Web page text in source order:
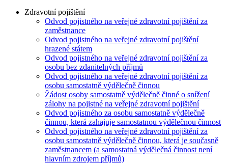
Zdravotní pojištění
Odvod pojistného na veřejné zdravotní pojištění za
zaměstnance
Odvod pojistného na veřejné zdravotní pojištění
hrazené státem
Odvod pojistného na veřejné zdravotní pojištění za
osobu bez zdanitelných příjmů
Odvod pojistného na veřejné zdravotní pojištění za
osobu samostatně výdělečně činnou
Žádost osoby samostatně výdělečně činné o snížení
zálohy na pojistné na veřejné zdravotní pojištění
Odvod pojistného za osobu samostatně výdělečně
činnou, která zahajuje samostatnou výdělečnou činnost
Odvod pojistného na veřejné zdravotní pojištění za
osobu samostatně výdělečně činnou, která je současně
zaměstnancem (a samostatná výdělečná činnost není
hlavním zdrojem příjmů)